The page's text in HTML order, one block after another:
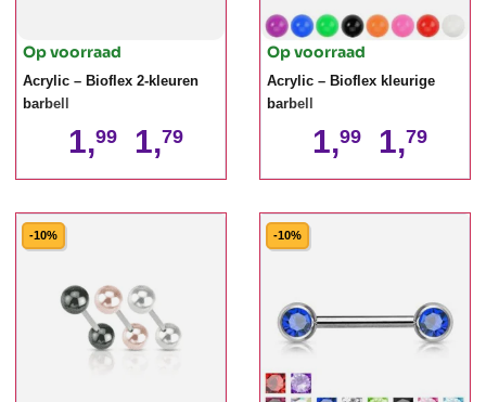
Op voorraad
Acrylic – Bioflex 2-kleuren
barbell
1,99 1,79
Op voorraad
Acrylic – Bioflex kleurige
barbell
1,99 1,79
-10% -10%